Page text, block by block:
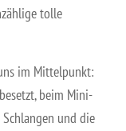
tolle
im Mittelpunkt:
beim Mini-
und die